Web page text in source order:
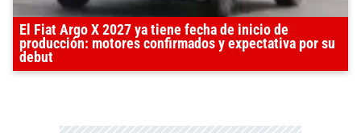
El Fiat Argo X 2027 ya tiene fecha de inicio de
producción: motores confirmados y expectativa por su
debut